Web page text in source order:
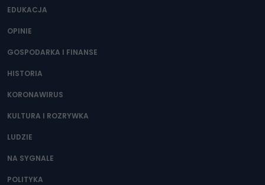
EDUKACJA
OPINIE
GOSPODARKA I FINANSE
HISTORIA
KORONAWIRUS
KULTURA I ROZRYWKA
LUDZIE
NA SYGNALE
POLITYKA